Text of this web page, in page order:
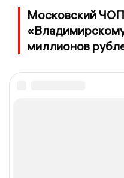
Московский
миллионов